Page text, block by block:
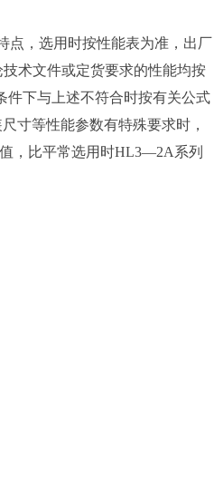
，选用时按性能表为准，出厂
术文件或定货要求的性能均按
件下与上述不符合时按有关公式
寸等性能参数有特殊要求时，
，比平常选用时HL3—2A系列